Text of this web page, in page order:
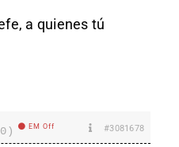
a quienes tú
EM Off #3081678